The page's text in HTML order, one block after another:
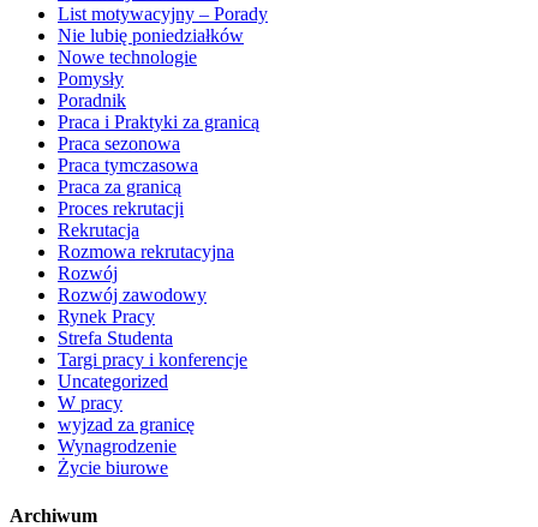
List motywacyjny – Porady
Nie lubię poniedziałków
Nowe technologie
Pomysły
Poradnik
Praca i Praktyki za granicą
Praca sezonowa
Praca tymczasowa
Praca za granicą
Proces rekrutacji
Rekrutacja
Rozmowa rekrutacyjna
Rozwój
Rozwój zawodowy
Rynek Pracy
Strefa Studenta
Targi pracy i konferencje
Uncategorized
W pracy
wyjzad za granicę
Wynagrodzenie
Życie biurowe
Archiwum